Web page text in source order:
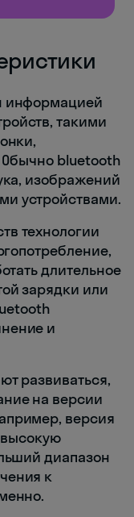
информацией
такими
Обычно bluetooth
изображений
устройствами.
технологии
длительное
зарядки или
и
развиваться,
на версии
версия
высокую
диапазон
к